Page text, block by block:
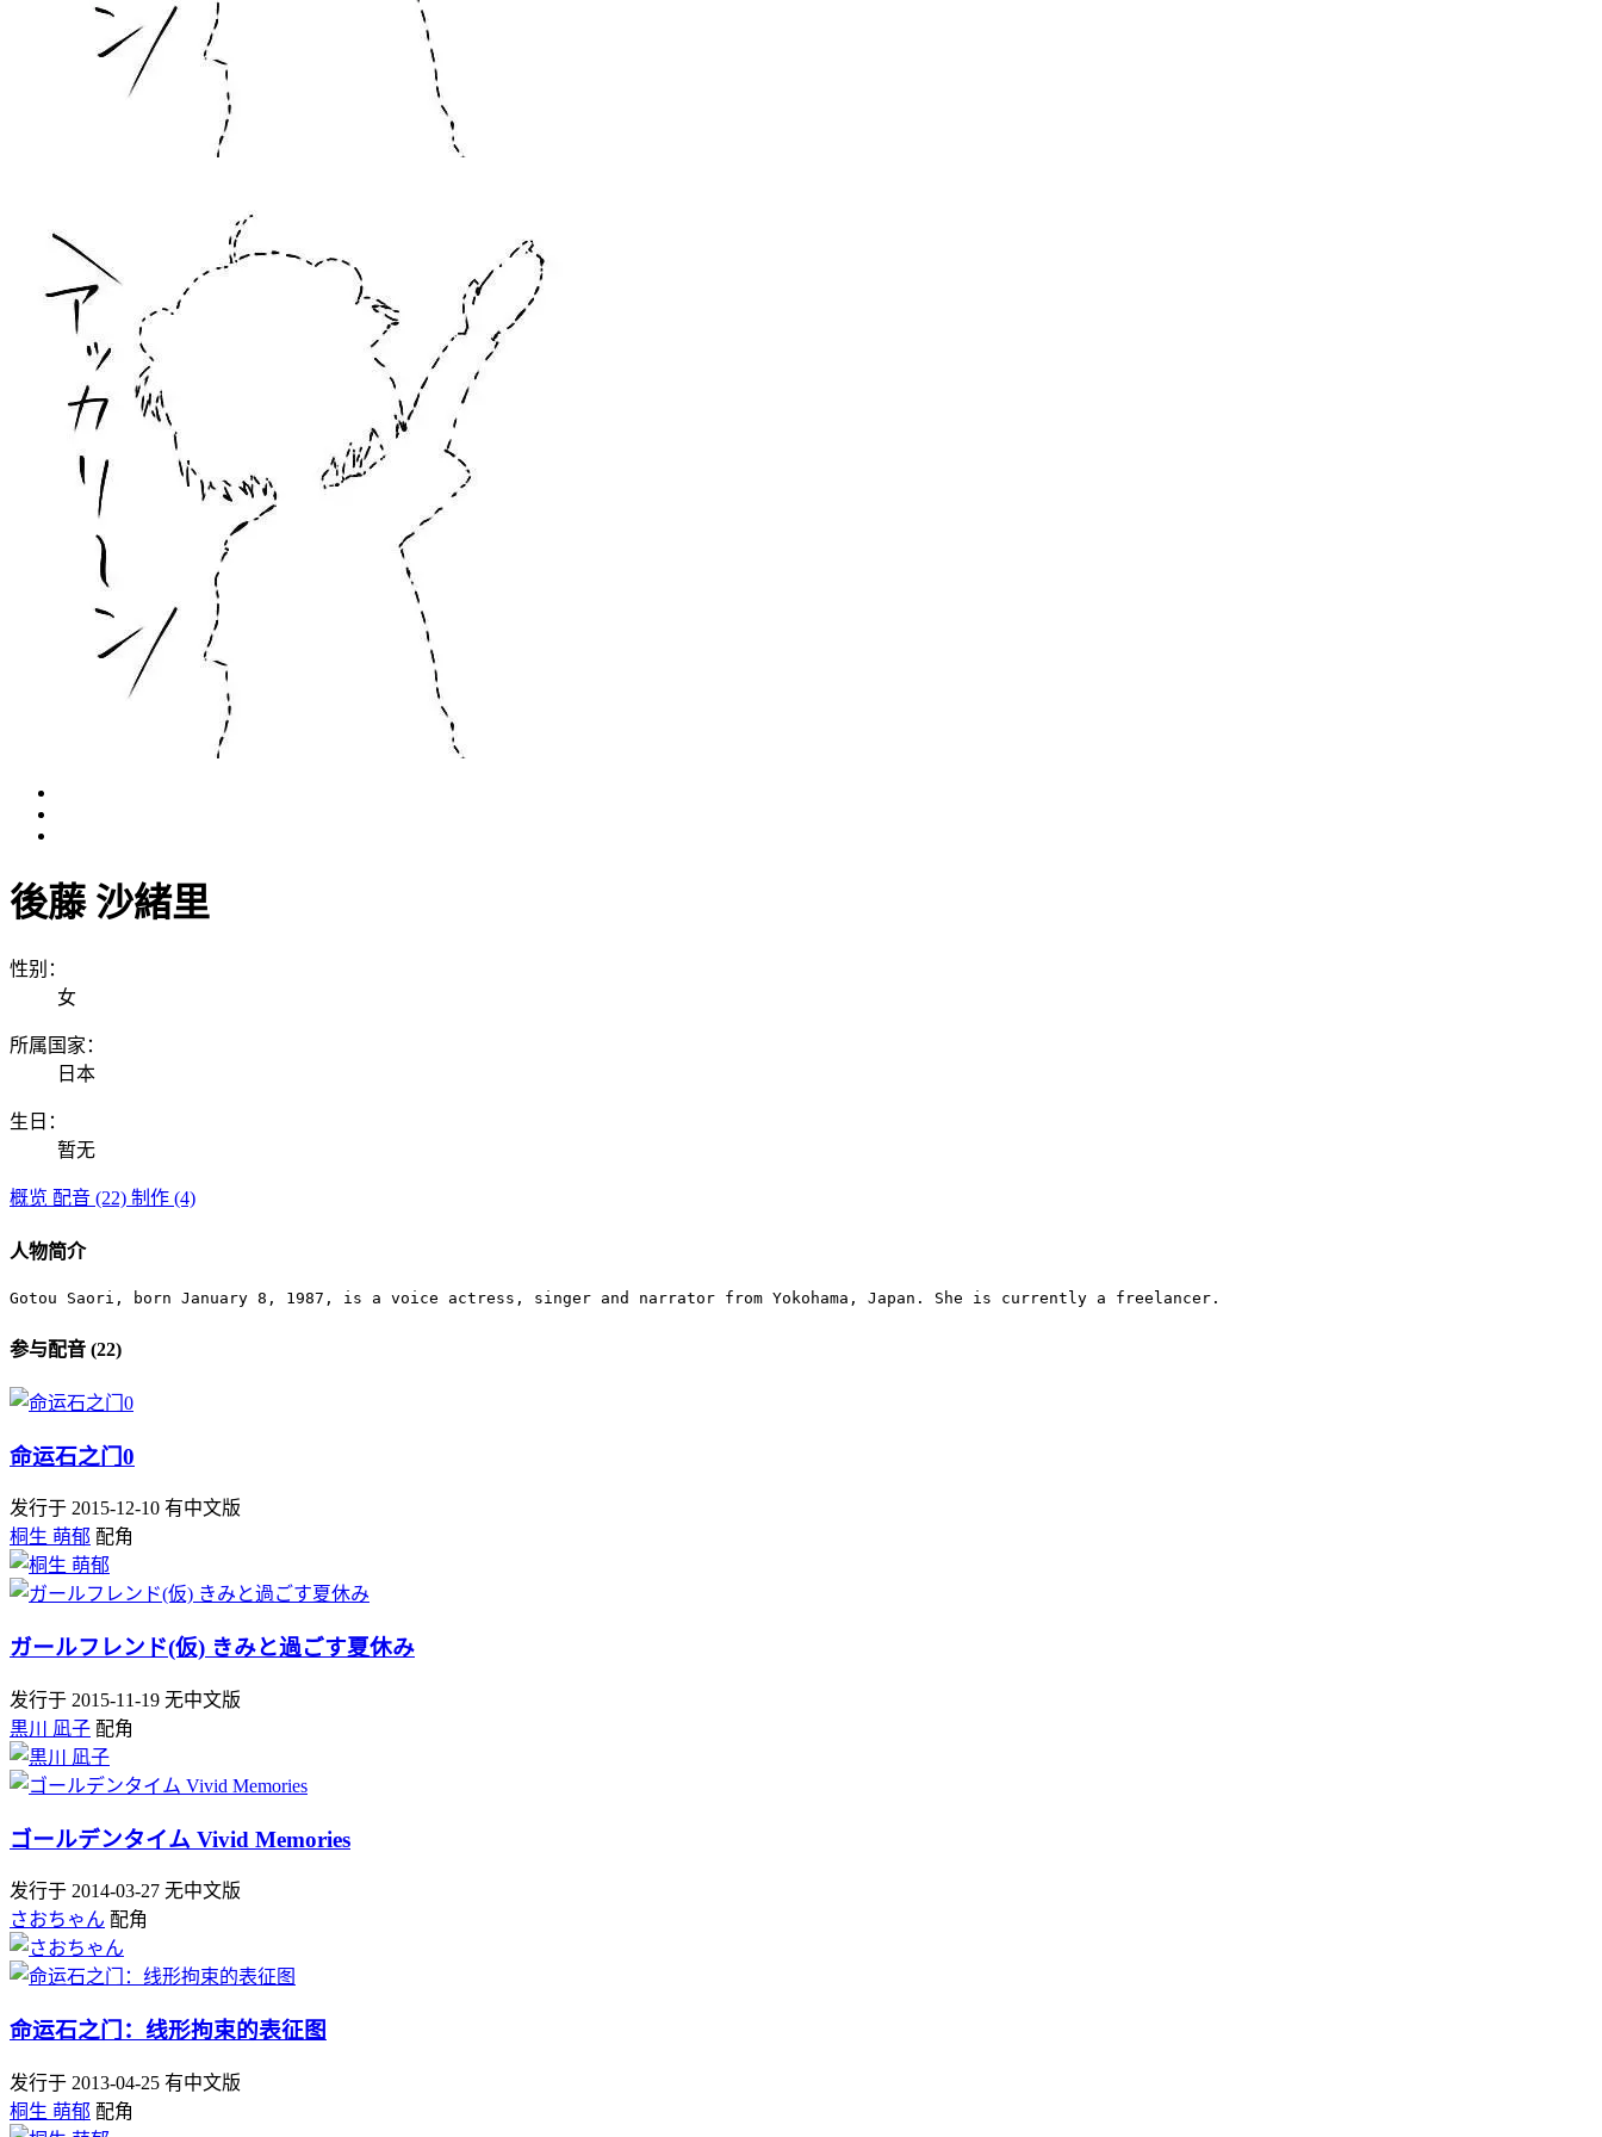
後藤 沙緒里
性别：
女
所属国家：
日本
生日：
暂无
概览 配音 (22) 制作 (4)
人物简介
Gotou Saori, born January 8, 1987, is a voice actress, singer and narrator from Yokohama, Japan. She is currently a freelancer.
参与配音 (22)
命运石之门0
发行于 2015-12-10 有中文版
桐生 萌郁 配角
ガールフレンド(仮) きみと過ごす夏休み
发行于 2015-11-19 无中文版
黒川 凪子 配角
ゴールデンタイム Vivid Memories
发行于 2014-03-27 无中文版
さおちゃん 配角
命运石之门：线形拘束的表征图
发行于 2013-04-25 有中文版
桐生 萌郁 配角